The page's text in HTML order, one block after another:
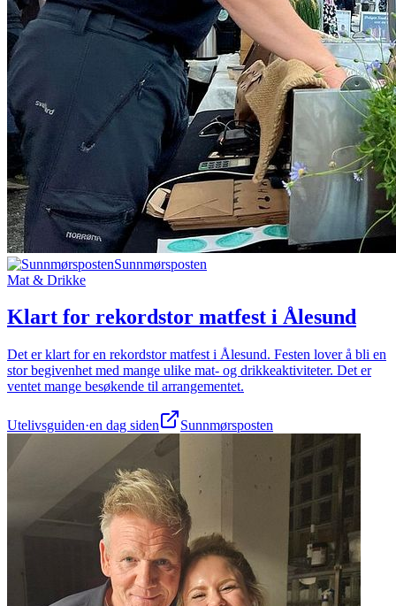
Sunnmørsposten
Mat & Drikke
Klart for rekordstor matfest i Ålesund
Det er klart for en rekordstor matfest i Ålesund. Festen lover å bli en
stor begivenhet med mange ulike mat- og drikkeaktiviteter. Det er
ventet mange besøkende til arrangementet.
Utelivsguiden·en dag siden Sunnmørsposten